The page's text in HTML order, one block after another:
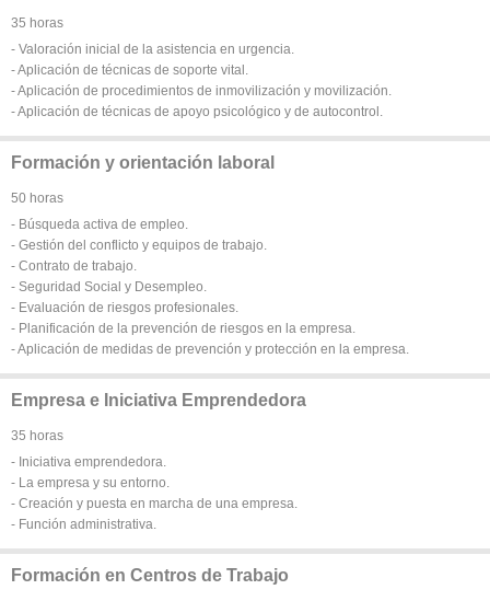
35 horas
- Valoración inicial de la asistencia en urgencia.
- Aplicación de técnicas de soporte vital.
- Aplicación de procedimientos de inmovilización y movilización.
- Aplicación de técnicas de apoyo psicológico y de autocontrol.
Formación y orientación laboral
50 horas
- Búsqueda activa de empleo.
- Gestión del conflicto y equipos de trabajo.
- Contrato de trabajo.
- Seguridad Social y Desempleo.
- Evaluación de riesgos profesionales.
- Planificación de la prevención de riesgos en la empresa.
- Aplicación de medidas de prevención y protección en la empresa.
Empresa e Iniciativa Emprendedora
35 horas
- Iniciativa emprendedora.
- La empresa y su entorno.
- Creación y puesta en marcha de una empresa.
- Función administrativa.
Formación en Centros de Trabajo